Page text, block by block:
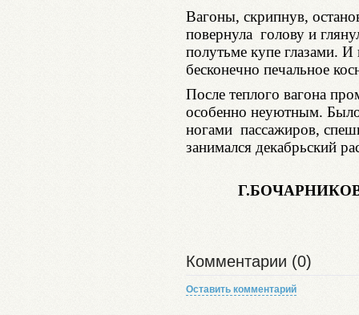
Вагоны, скрипнув,
повернула голову и
полутьме купе глазами.
бесконечно печальное
После теплого вагона
особенно неуютным.
ногами пассажиров,
занимался декабрьский
Комментарии (0)
Оставить комментарий